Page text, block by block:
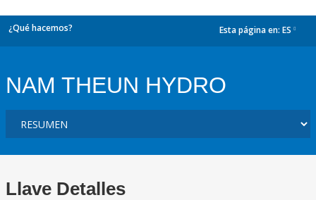
¿Qué hacemos? Esta página en: ES
NAM THEUN HYDRO
Llave Detalles